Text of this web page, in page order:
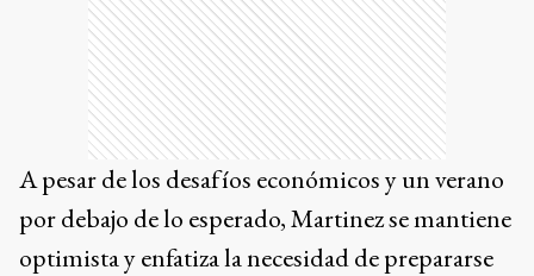
A pesar de los desafíos económicos y un verano
por debajo de lo esperado, Martinez se mantiene
optimista y enfatiza la necesidad de prepararse